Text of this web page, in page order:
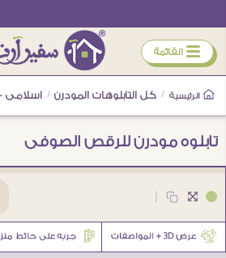
ÿ القائمة
الرئيسية / كل التابلوهات المودرن / اسلامى
تابلوه مودرن للرقص الصوفى